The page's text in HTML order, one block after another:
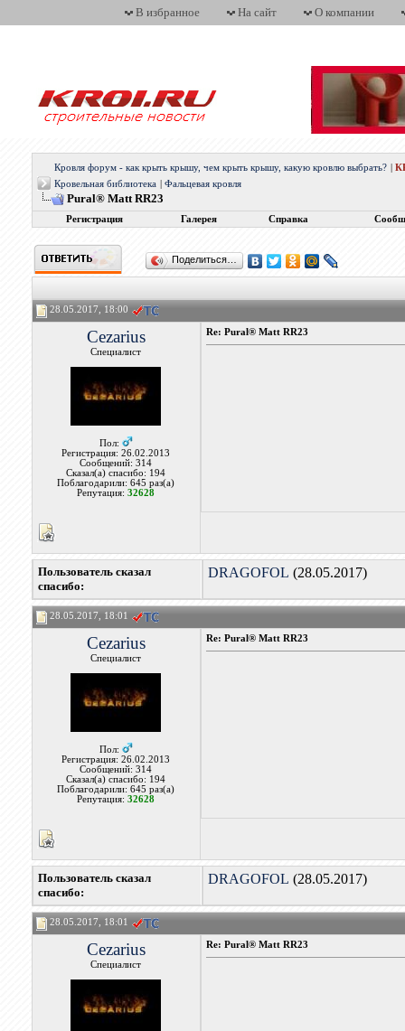
В избранное На сайт О компании
Кровля форум - как крыть крышу, чем крыть крышу, какую кровлю выбрать?
Кровельная библиотека
Фальцевая кровля
Pural® Matt RR23
Регистрация Галерея Справка
Поделиться…
28.05.2017, 18:00
Cezarius
Специалист
Пол:
Регистрация: 26.02.2013
Сообщений: 314
Сказал(а) спасибо: 194
Поблагодарили: 645 раз(а)
Репутация:32628
Re: Pural® Matt RR23
Пользователь сказал
cпасибо:
DRAGOFOL (28.05.2017)
28.05.2017, 18:01
Cezarius
Специалист
Пол:
Регистрация: 26.02.2013
Сообщений: 314
Сказал(а) спасибо: 194
Поблагодарили: 645 раз(а)
Репутация:32628
Re: Pural® Matt RR23
Пользователь сказал
cпасибо:
DRAGOFOL (28.05.2017)
28.05.2017, 18:01
Cezarius
Специалист
Re: Pural® Matt RR23